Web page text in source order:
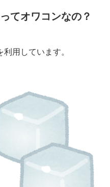
てオワコンなの？
用しています。